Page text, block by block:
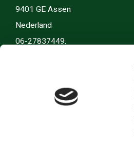
9401 GE Assen
Nederland
06-27837449.